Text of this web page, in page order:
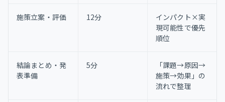
施策立案・評価 12分
インパクト×実
現可能性で優先
順位
結論まとめ・発
表準備
5分
「課題→原因→
施策→効果」の
流れで整理